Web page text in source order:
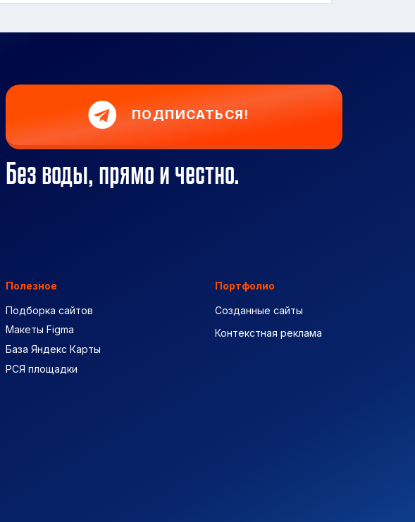
ПОДПИСАТЬСЯ!
Без воды, прямо и честно.
Полезное
Подборка сайтов
Макеты Figma
База Яндекс Карты
РСЯ площадки
Портфолио
Созданные сайты
Контекстная реклама